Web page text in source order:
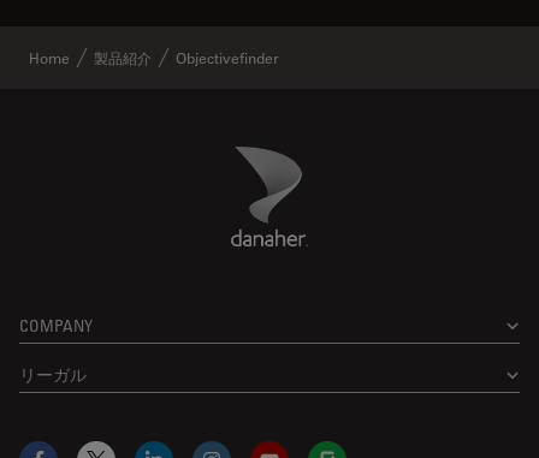
Home 製品紹介 Objectivefinder
Danaher Logo
COMPANY
リーガル